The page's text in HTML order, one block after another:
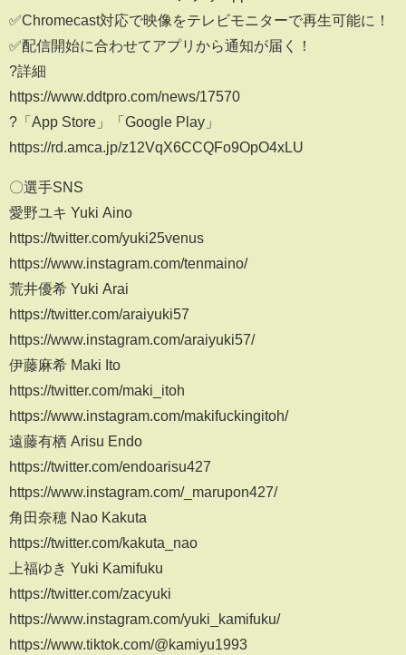
✅Chromecast対応で映像をテレビモニターで再生可能に！
✅配信開始に合わせてアプリから通知が届く！
?詳細
https://www.ddtpro.com/news/17570
?「App Store」「Google Play」
https://rd.amca.jp/z12VqX6CCQFo9OpO4xLU
〇選手SNS
愛野ユキ Yuki Aino
https://twitter.com/yuki25venus
https://www.instagram.com/tenmaino/
荒井優希 Yuki Arai
https://twitter.com/araiyuki57
https://www.instagram.com/araiyuki57/
伊藤麻希 Maki Ito
https://twitter.com/maki_itoh
https://www.instagram.com/makifuckingitoh/
遠藤有栖 Arisu Endo
https://twitter.com/endoarisu427
https://www.instagram.com/_marupon427/
角田奈穂 Nao Kakuta
https://twitter.com/kakuta_nao
上福ゆき Yuki Kamifuku
https://twitter.com/zacyuki
https://www.instagram.com/yuki_kamifuku/
https://www.tiktok.com/@kamiyu1993